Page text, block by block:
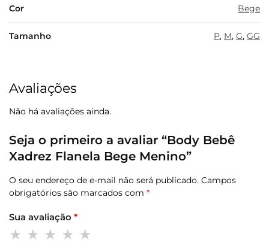
Cor Bege
Tamanho P, M, G, GG
Avaliações
Não há avaliações ainda.
Seja o primeiro a avaliar “Body Bebê
Xadrez Flanela Bege Menino”
O seu endereço de e-mail não será publicado. Campos
obrigatórios são marcados com *
Sua avaliação *